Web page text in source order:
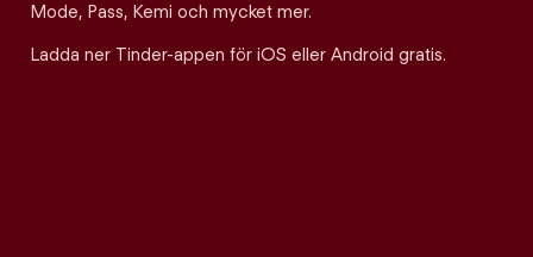
Mode, Pass, Kemi och mycket mer.
Ladda ner Tinder-appen för iOS eller Android gratis.